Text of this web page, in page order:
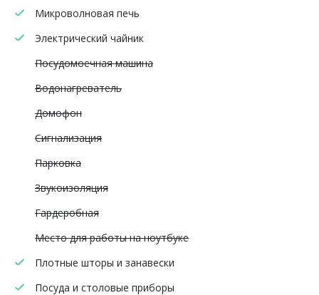
Микроволновая печь
Электрический чайник
Посудомоечная машина
Водонагреватель
Домофон
Сигнализация
Парковка
Звукоизоляция
Гардеробная
Место для работы на ноутбуке
Плотные шторы и занавески
Посуда и столовые приборы